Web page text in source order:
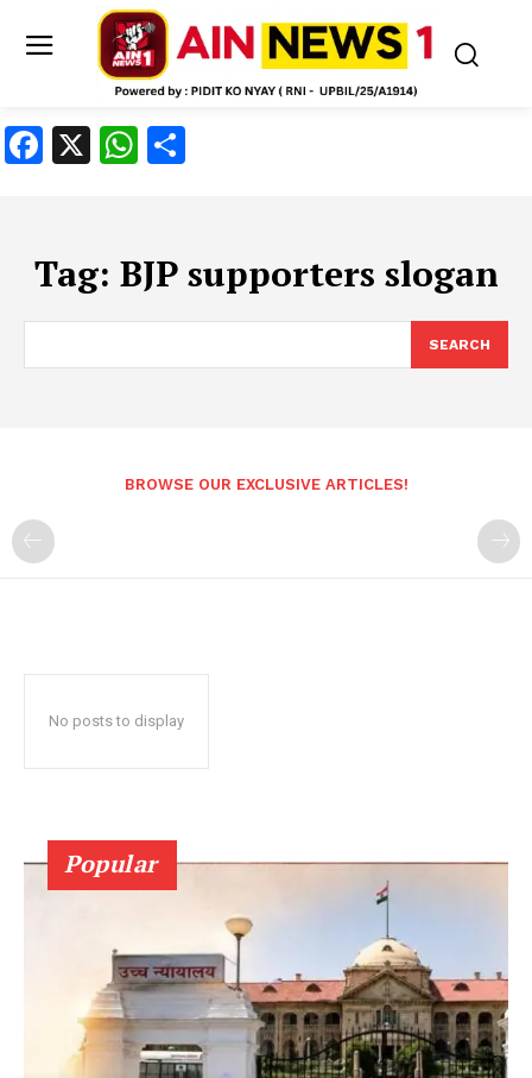
Facebook
X WhatsApp
Tag: BJP supporters slogan
SEARCH
BROWSE OUR EXCLUSIVE ARTICLES!
No posts to display
Popular